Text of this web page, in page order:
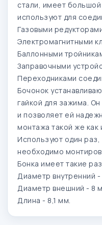
стали, имеет
используют для
Газовыми
Электромагнитными
Баллонными
Заправочными
Переходниками
Бочонок
гайкой для зажима.
и позволяет ей
монтажа такой же как
Используют один раз,
необходимо
Бонка имеет такие
Диаметр внутренний
Диаметр внешний - 8
Длина - 8,1 мм.